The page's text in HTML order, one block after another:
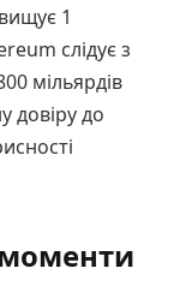
1
слідує з
мільярдів
довіру до